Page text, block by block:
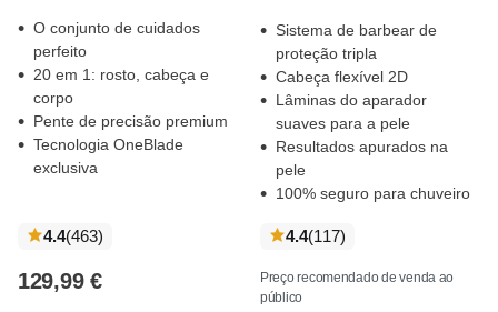
O conjunto de cuidados
perfeito
20 em 1: rosto, cabeça e
corpo
Pente de precisão premium
Tecnologia OneBlade
exclusiva
4.4(463críticas
)
129,99 €
Sistema de barbear de
proteção tripla
Cabeça flexível 2D
Lâminas do aparador
suaves para a pele
Resultados apurados na
pele
100% seguro para chuveiro
4.4(117críticas
)
Preço recomendado de venda ao
público